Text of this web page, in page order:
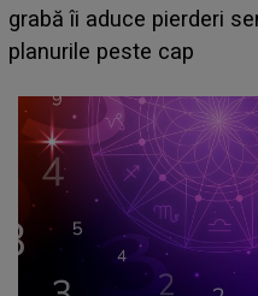
face o MĂRTURISIRE
sa: "I-am spus și ei în